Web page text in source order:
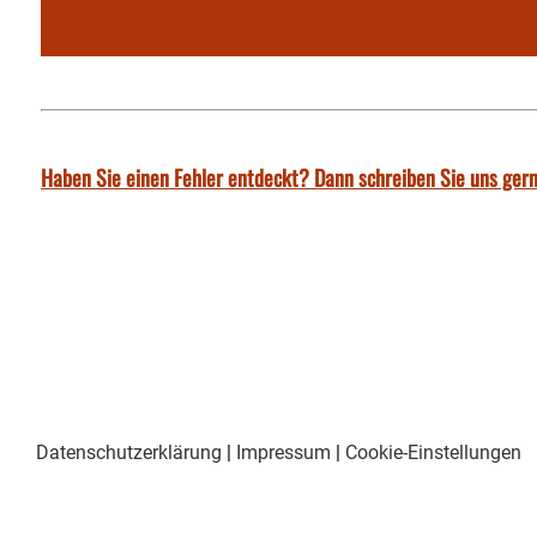
Haben Sie einen Fehler entdeckt? Dann schreiben Sie uns
Datenschutzerklärung | Impressum | Cookie-Einstellungen